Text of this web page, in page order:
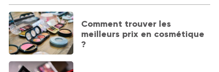
Comment trouver les
meilleurs prix en cosmétique
?